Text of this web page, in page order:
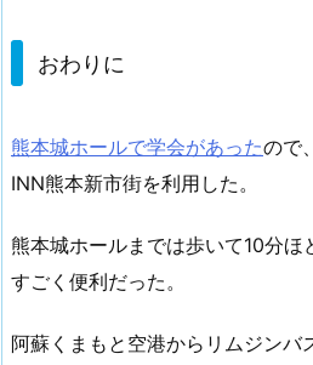
おわりに
熊本城ホールで学会があったので
INN熊本新市街を利用した。
熊本城ホールまでは歩いて10分ほ
すごく便利だった。
阿蘇くまもと空港からリムジンバ